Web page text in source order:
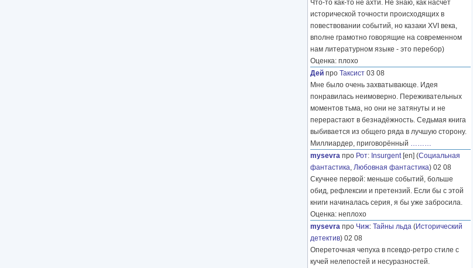
Что-то как-то не ахти. Не знаю, как насчет
исторической точности происходящих в
повествовании событий, но казаки XVI века,
вполне грамотно говорящие на современном
нам литературном языке - это перебор)
Оценка: плохо
Дей про Таксист 03 08
Мне было очень захватывающе. Идея
понравилась неимоверно. Переживательных
моментов тьма, но они не затянуты и не
перерастают в безнадёжность. Седьмая книга
выбивается из общего ряда в лучшую сторону.
Миллиардер, приговорённый ………
mysevra про Рот: Insurgent[en] (Социальная
фантастика, Любовная фантастика) 02 08
Скучнее первой: меньше событий, больше
обид, рефлексии и претензий. Если бы с этой
книги начиналась серия, я бы уже забросила.
Оценка: неплохо
mysevra про Чиж: Тайны льда (Исторический
детектив) 02 08
Опереточная чепуха в псевдо-ретро стиле с
кучей нелепостей и несуразностей.